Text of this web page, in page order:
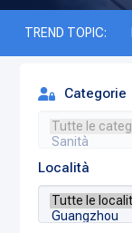
TREND TOPIC:
Categorie
Località